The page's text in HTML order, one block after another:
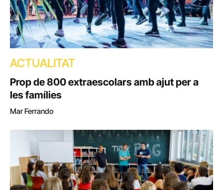
ACTUALITAT
Prop de 800 extraescolars amb ajut per a
les famílies
Mar Ferrando